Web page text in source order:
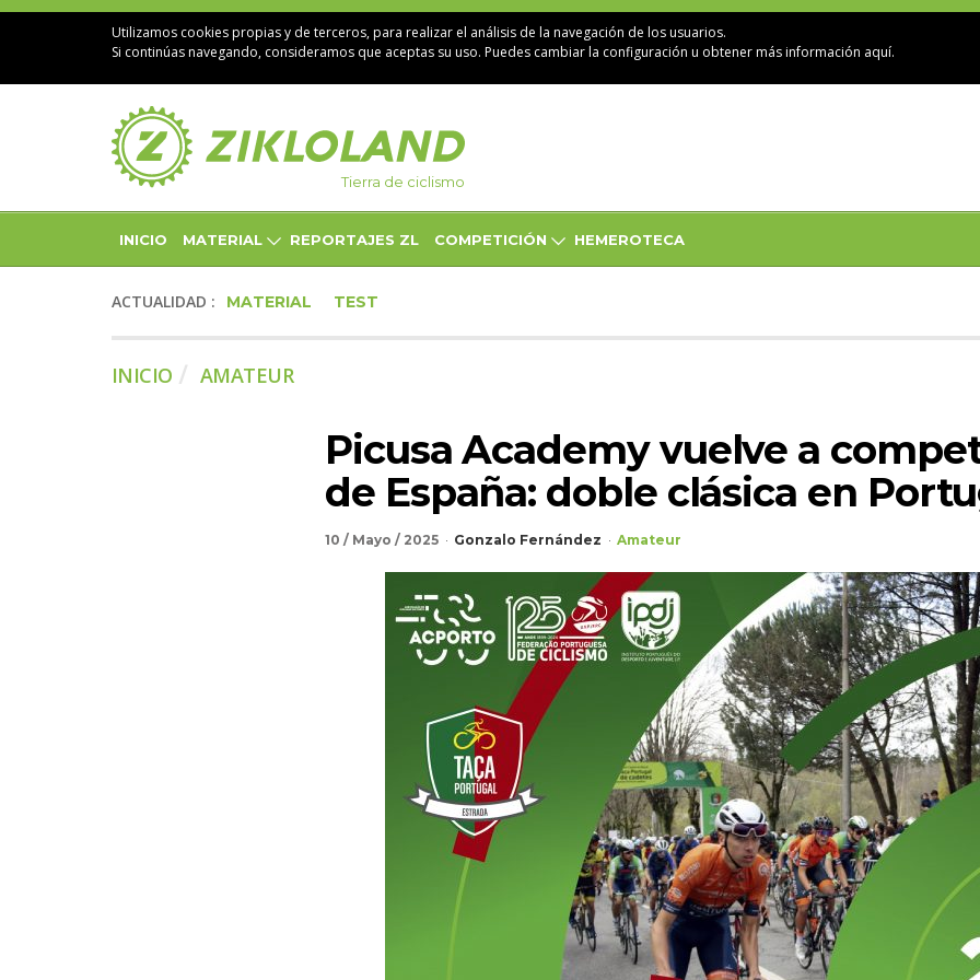
Utilizamos cookies propias y de terceros, para realizar el análisis de la navegación de los usuarios.
Si continúas navegando, consideramos que aceptas su uso. Puedes cambiar la configuración u obtenermás información aquí.
Tierra de ciclismo
INICIO MATERIAL REPORTAJES ZL COMPETICIÓN HEMEROTECA
ACTUALIDAD : MATERIAL TEST
INICIO AMATEUR
Picusa Academy vuelve a
de España: doble clásica en
10 / Mayo / 2025 Gonzalo Fernández Amateur